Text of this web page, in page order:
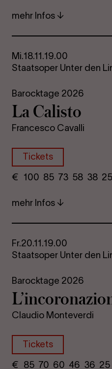
mehr Infos
Mi.18.11.19.00
Staatsoper Unter den
Barocktage 2026
La Ca­lis­to
Francesco Cavalli
Tickets
€
100 85 73​ 58 38
mehr Infos
Fr.20.11.19.00
Staatsoper Unter den
Barocktage 2026
Claudio Monteverdi
Tickets
€
85 70 60​ 46 36 25​